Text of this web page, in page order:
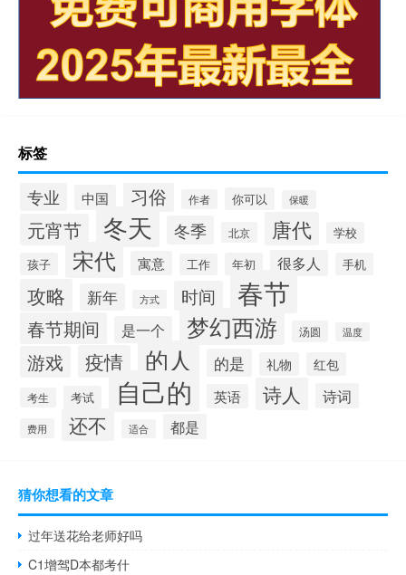
标签
专业 中国 习俗 作者 你可以 保暖
元宵节 冬天 冬季 北京 唐代 学校
孩子 宋代 寓意 工作 年初 很多人 手机
攻略 新年 方式 时间 春节
春节期间 是一个 梦幻西游 汤圆 温度
游戏 疫情 的人 的是 礼物 红包
考生 考试 自己的 英语 诗人 诗词
费用 还不 适合 都是
猜你想看的文章
过年送花给老师好吗
C1增驾D本都考什